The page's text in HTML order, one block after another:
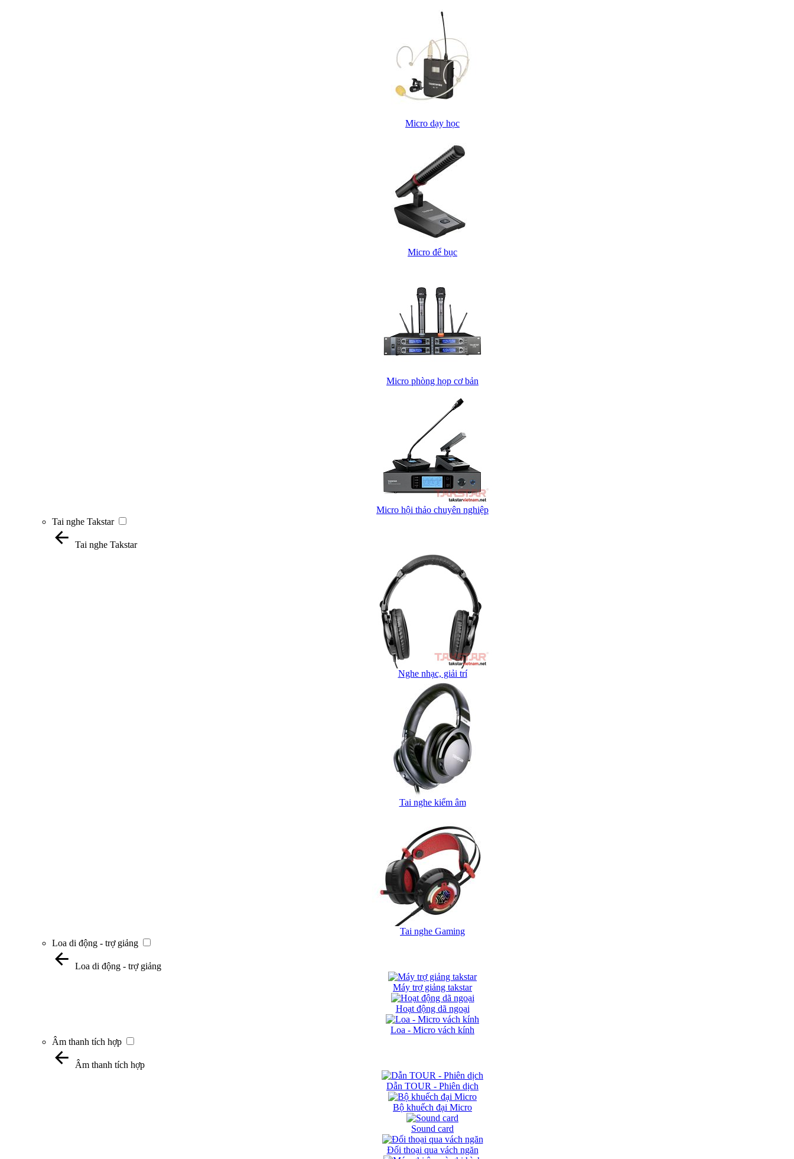
Micro dạy học
Micro để bục
Micro phòng họp cơ bản
Micro hội thảo chuyên nghiệp
Tai nghe Takstar
Tai nghe Takstar
Nghe nhạc, giải trí
Tai nghe kiểm âm
Tai nghe Gaming
Loa di động - trợ giảng
Loa di động - trợ giảng
Máy trợ giảng takstar
Hoạt động dã ngoại
Loa - Micro vách kính
Âm thanh tích hợp
Âm thanh tích hợp
Dẫn TOUR - Phiên dịch
Bộ khuếch đại Micro
Sound card
Đối thoại qua vách ngăn